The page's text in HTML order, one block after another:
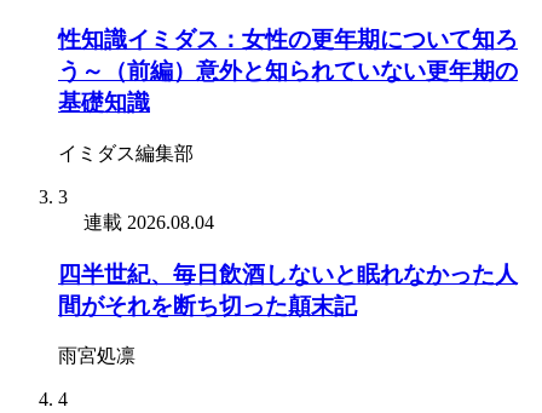
性知識イミダス：女性の更年期について知ろ
う～（前編）意外と知られていない更年期の
基礎知識
イミダス編集部
3
連載 2026.08.04
四半世紀、毎日飲酒しないと眠れなかった人
間がそれを断ち切った顛末記
雨宮処凛
4